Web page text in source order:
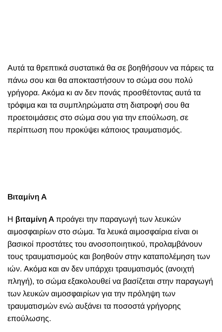
Αυτά τα θρεπτικά συστατικά θα σε βοηθήσουν να πάρεις τα
πάνω σου και θα αποκταστήσουν το σώμα σου πολύ
γρήγορα. Ακόμα κι αν δεν πονάς προσθέτοντας αυτά τα
τρόφιμα και τα συμπληρώματα στη διατροφή σου θα
προετοιμάσεις στο σώμα σου για την επούλωση, σε
περίπτωση που προκύψει κάποιος τραυματισμός.
Βιταμίνη Α
Η βιταμίνη Α προάγει την παραγωγή των λευκών
αιμοσφαιρίων στο σώμα. Τα λευκά αιμοσφαίρια είναι οι
βασικοί προστάτες του ανοσοποιητικού, προλαμβάνουν
τους τραυματισμούς και βοηθούν στην καταπολέμηση των
ιών. Ακόμα και αν δεν υπάρχει τραυματισμός (ανοιχτή
πληγή), το σώμα εξακολουθεί να βασίζεται στην παραγωγή
των λευκών αιμοσφαιρίων για την πρόληψη των
τραυματισμών ενώ αυξάνει τα ποσοστά γρήγορης
επούλωσης.